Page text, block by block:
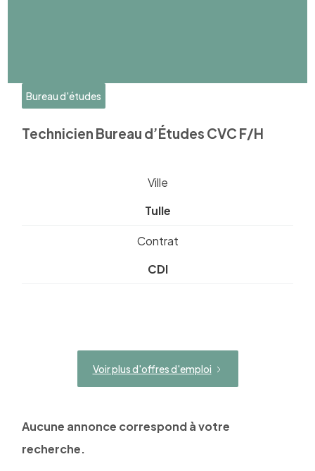
Bureau d'études
Technicien Bureau d’Études CVC F/H
Ville
Tulle
Contrat
CDI
Voir plus d'offres d'emploi
Aucune annonce correspond à votre
recherche.